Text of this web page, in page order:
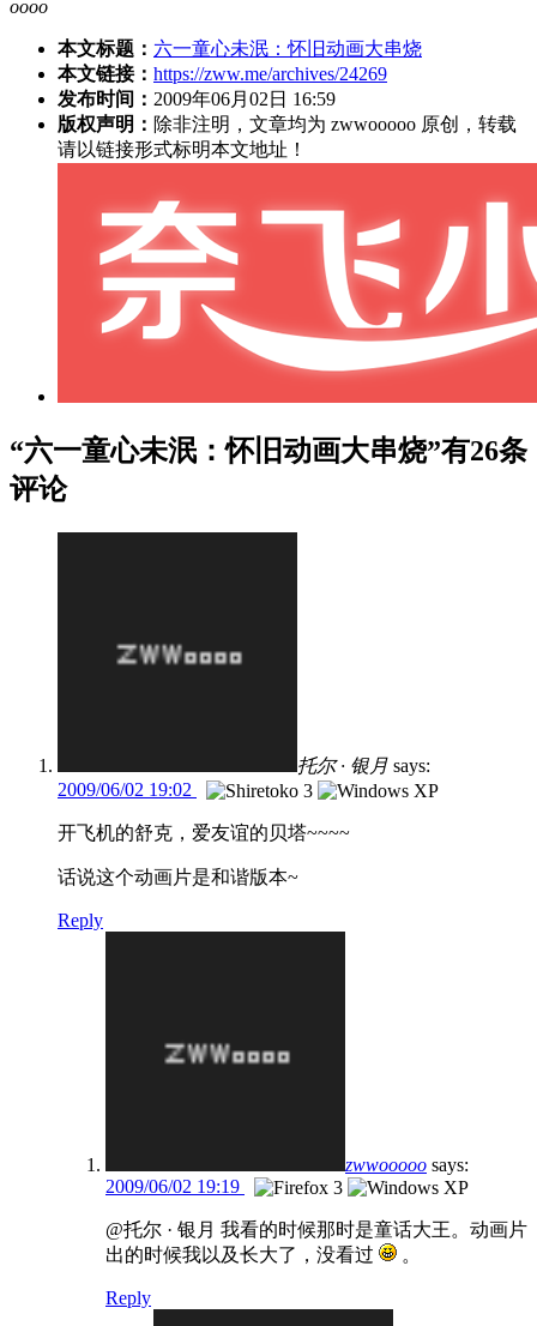
oooo
本文标题： 六一童心未泯：怀旧动画大串烧
本文链接： https://zww.me/archives/24269
发布时间： 2009年06月02日 16:59
版权声明： 除非注明，文章均为 zwwooooo 原创，转载
请以链接形式标明本文地址！
“六一童心未泯：怀旧动画大串烧”有26条
评论
托尔 · 银月 says:
2009/06/02 19:02
开飞机的舒克，爱友谊的贝塔~~~~
话说这个动画片是和谐版本~
Reply
zwwooooo says:
2009/06/02 19:19
@托尔 · 银月 我看的时候那时是童话大王。动画片
出的时候我以及长大了，没看过
。
Reply